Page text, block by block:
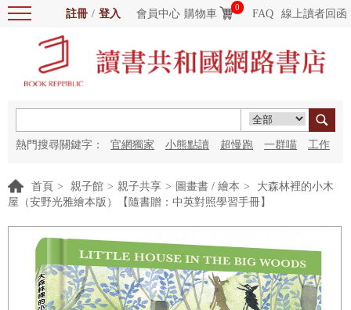
註冊 / 登入 會員中心 購物車
0
FAQ 線上讀者回函
熱門搜尋關鍵字： 官網獨家 小熊點讀 超慢跑 一群喵 工作
首頁 > 親子館 > 親子共享 > 圖畫書 / 繪本 >
大森林裡的小木
屋（安野光雅繪本版）【隨書贈：中英對照學習手冊】